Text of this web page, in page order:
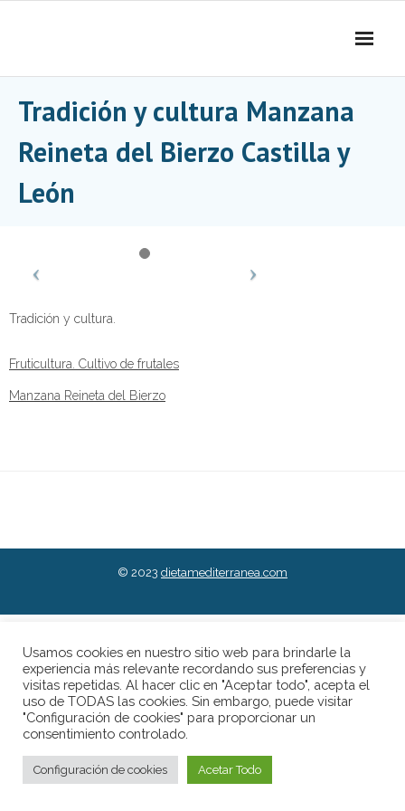
Tradición y cultura Manzana
Reineta del Bierzo Castilla y
León
Tradición y cultura.
Fruticultura. Cultivo de frutales
Manzana Reineta del Bierzo
© 2023 dietamediterranea.com
Usamos cookies en nuestro sitio web para brindarle la
experiencia más relevante recordando sus preferencias y
visitas repetidas. Al hacer clic en "Aceptar todo", acepta el
uso de TODAS las cookies. Sin embargo, puede visitar
"Configuración de cookies" para proporcionar un
consentimiento controlado.
Configuración de cookies Acetar Todo